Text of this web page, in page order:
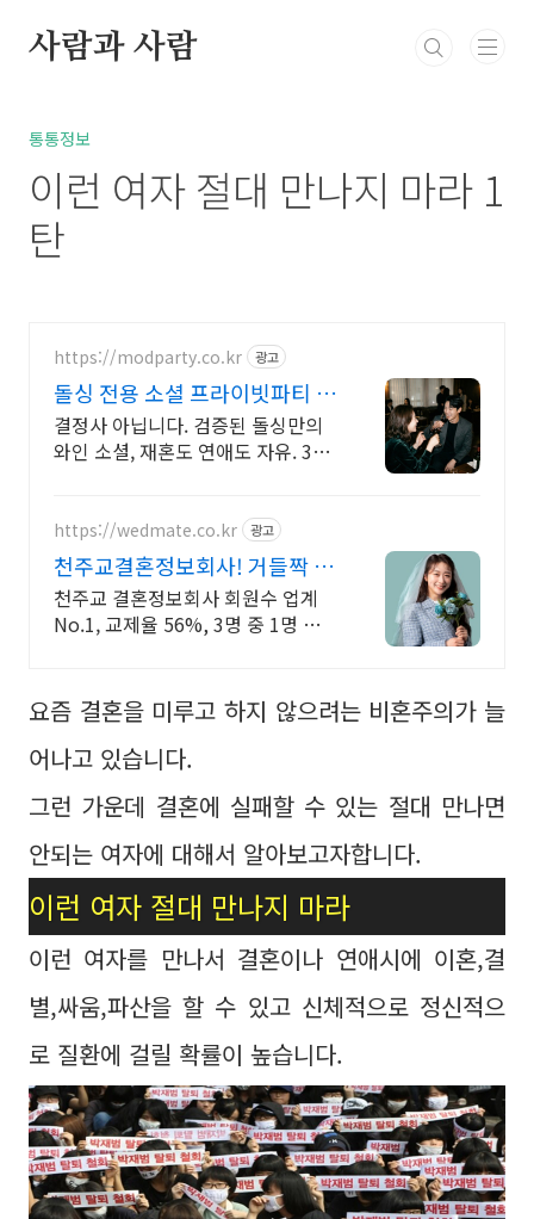
사람과 사람
북부정류장 레스카페
통통정보
이런 여자 절대 만나지 마라 1
탄
https://modparty.co.kr 광고
돌싱 전용 소셜 프라이빗파티 통
대관으로 프라이빗한 파티
결정사 아닙니다. 검증된 돌싱만의
와인 소셜, 재혼도 연애도 자유. 3주,
전원돌싱만 참여
https://wedmate.co.kr 광고
천주교결혼정보회사! 거들짝 이
상형 프로필 무료 받아보기
천주교 결혼정보회사 회원수 업계
No.1, 교제율 56%, 3명 중 1명 지
요즘 결혼을 미루고 하지 않으려는 비혼주의가 늘
어나고 있습니다.
그런 가운데 결혼에 실패할 수 있는 절대 만나면
안되는 여자에 대해서 알아보고자합니다.
이런 여자 절대 만나지 마라
이런 여자를 만나서 결혼이나 연애시에 이혼,결
별,싸움,파산을 할 수 있고 신체적으로 정신적으
로 질환에 걸릴 확률이 높습니다.